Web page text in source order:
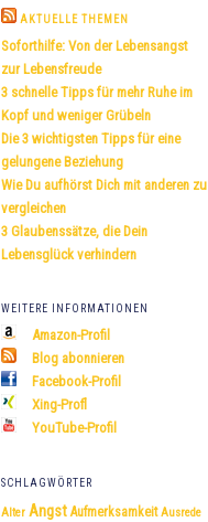
h
n
AKTUELLE THEMEN
Soforthilfe: Von der Lebensangst
zur Lebensfreude
3 schnelle Tipps für mehr Ruhe im
Kopf und weniger Grübeln
Die 3 wichtigsten Tipps für eine
gelungene Beziehung
Wie Du aufhörst Dich mit anderen zu
vergleichen
3 Glaubenssätze, die Dein
Lebensglück verhindern
WEITERE INFORMATIONEN
Amazon-Profil
Blog abonnieren
Facebook-Profil
Xing-Profl
YouTube-Profil
SCHLAGWÖRTER
Alter Angst Aufmerksamkeit Ausrede